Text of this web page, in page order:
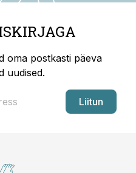
oma postkasti päeva
uudised.
Liitun